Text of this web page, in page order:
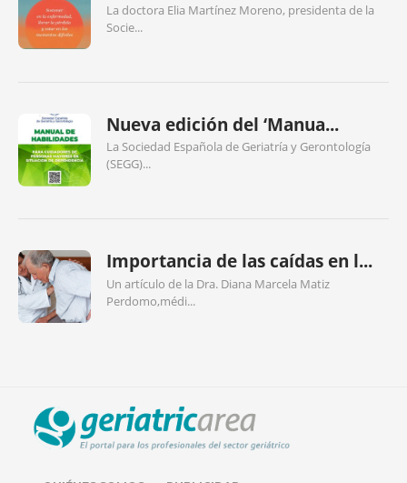
La doctora Elia Martínez Moreno, presidenta de la
Socie...
Nueva edición del ‘Manua...
La Sociedad Española de Geriatría y Gerontología
(SEGG)...
Importancia de las caídas en l...
Un artículo de la Dra. Diana Marcela Matiz
Perdomo,médi...